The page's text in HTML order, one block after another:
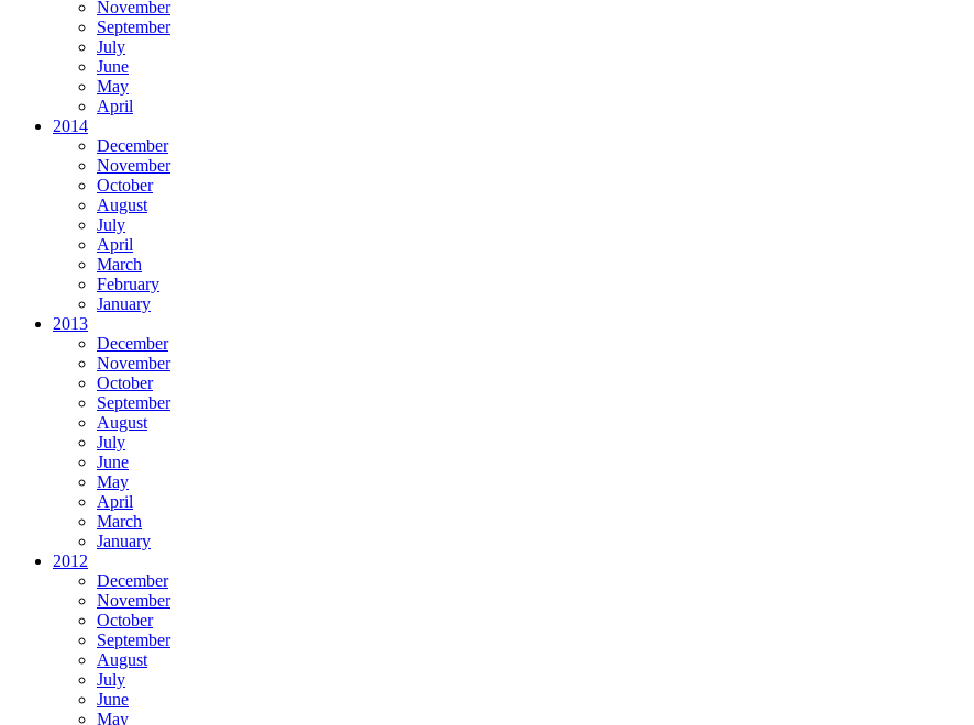
November
September
July
June
May
April
2014
December
November
October
August
July
April
March
February
January
2013
December
November
October
September
August
July
June
May
April
March
January
2012
December
November
October
September
August
July
June
May